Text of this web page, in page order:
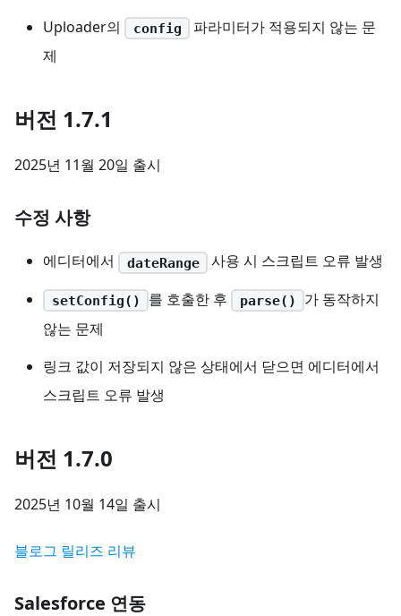
Uploader의
config
파라미터가 적용되지 않는 문
제
버전 1.7.1
2025년 11월 20일 출시
수정 사항
에디터에서 dateRange 사용 시 스크립트 오류 발생
setConfig() 를 호출한 후 parse()
가 동작하지
않는 문제
링크 값이 저장되지 않은 상태에서 닫으면 에디터에서
스크립트 오류 발생
버전 1.7.0
2025년 10월 14일 출시
블로그 릴리즈 리뷰
Salesforce 연동